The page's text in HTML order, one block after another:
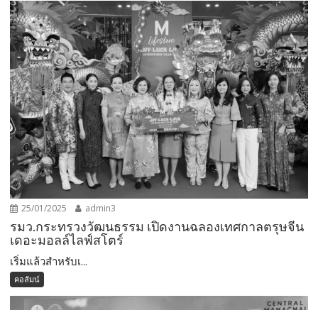
25/01/2025 admin3
รมว.กระทรวงวัฒนธรรม เปิดงานฉลองเทศกาลตรุษจีน
เดอะมอลล์ไลฟ์สโตร์
เริ่มแล้วสำหรับเ...
คอลัมน์